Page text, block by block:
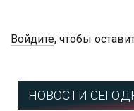
Войдите, чтобы
НОВОСТИ